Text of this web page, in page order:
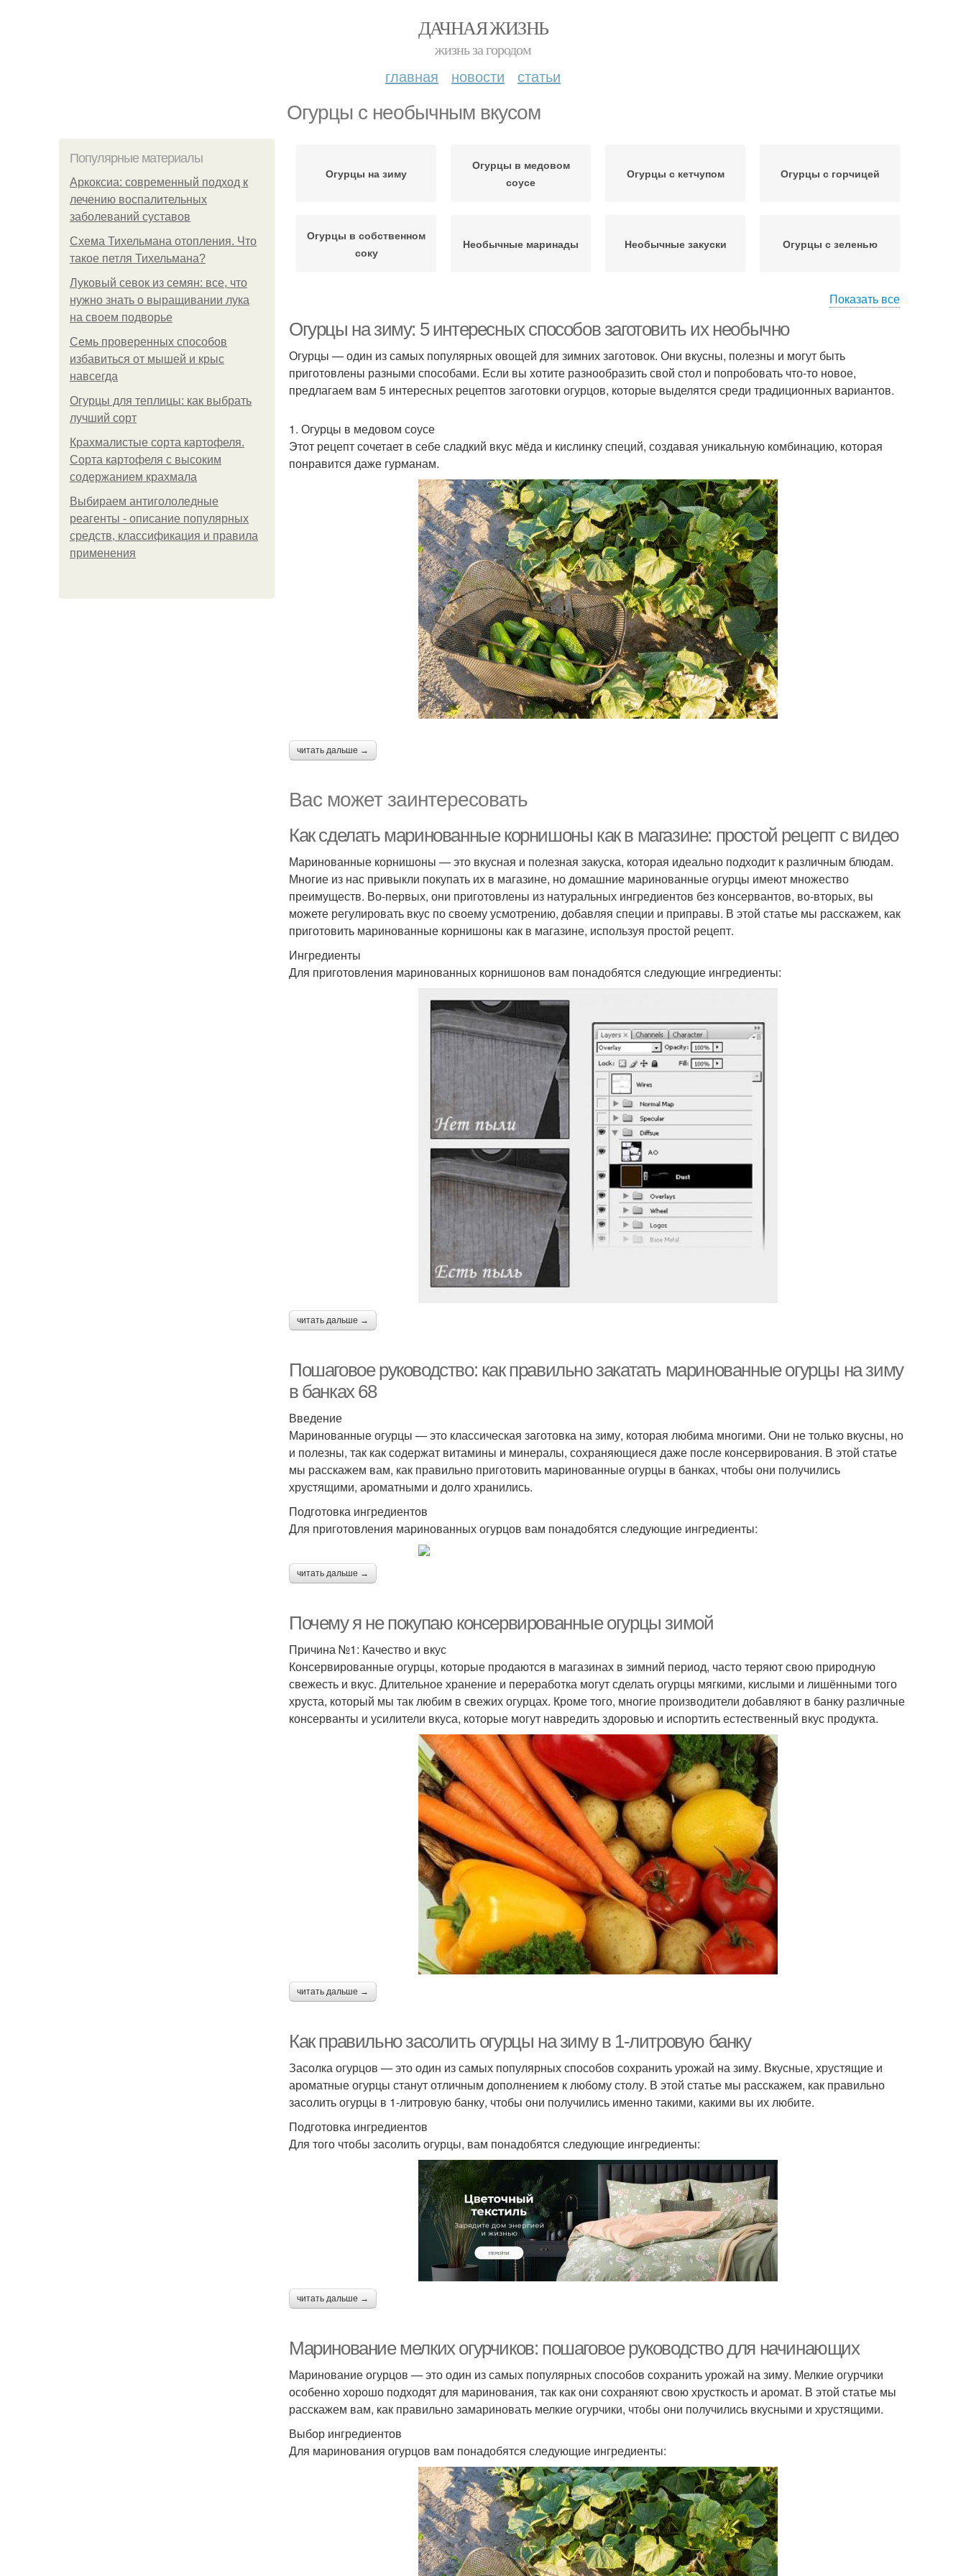
ДАЧНАЯ ЖИЗНЬ
жизнь за городом
главная новости статьи
Огурцы с необычным вкусом
Популярные материалы
Аркоксиа: современный подход к
лечению воспалительных
заболеваний суставов
Схема Тихельмана отопления. Что
такое петля Тихельмана?
Луковый севок из семян: все, что
нужно знать о выращивании лука
на своем подворье
Семь проверенных способов
избавиться от мышей и крыс
навсегда
Огурцы для теплицы: как выбрать
лучший сорт
Крахмалистые сорта картофеля.
Сорта картофеля с высоким
содержанием крахмала
Выбираем антигололедные
реагенты - описание популярных
средств, классификация и правила
применения
Огурцы на зиму
Огурцы в медовом
соусе
Огурцы с кетчупом Огурцы с горчицей
Огурцы в собственном
соку
Необычные маринады Необычные закуски Огурцы с зеленью
кислотой
стерилизации
Огурцы с необычными
Огурцы с луком Малосольные огурцы Соленые огурцы Огурцы с лимоном
Огурцы с ароматными
листьями
Огурцы с уксусом Огурцы в кетчупе
Огурцы в домашнем
Показать все
Огурцы на зиму: 5 интересных способов заготовить их необычно
Огурцы — один из самых популярных овощей для зимних заготовок. Они вкусны, полезны и могут быть
приготовлены разными способами. Если вы хотите разнообразить свой стол и попробовать что-то новое,
предлагаем вам 5 интересных рецептов заготовки огурцов, которые выделятся среди традиционных вариантов.
1. Огурцы в медовом соусе
Этот рецепт сочетает в себе сладкий вкус мёда и кислинку специй, создавая уникальную комбинацию, которая
понравится даже гурманам.
читать дальше →
Вас может заинтересовать
Как сделать маринованные корнишоны как в магазине: простой рецепт с видео
Маринованные корнишоны — это вкусная и полезная закуска, которая идеально подходит к различным блюдам.
Многие из нас привыкли покупать их в магазине, но домашние маринованные огурцы имеют множество
преимуществ. Во-первых, они приготовлены из натуральных ингредиентов без консервантов, во-вторых, вы
можете регулировать вкус по своему усмотрению, добавляя специи и приправы. В этой статье мы расскажем, как
приготовить маринованные корнишоны как в магазине, используя простой рецепт.
Ингредиенты
Для приготовления маринованных корнишонов вам понадобятся следующие ингредиенты:
читать дальше →
Пошаговое руководство: как правильно закатать маринованные огурцы на зиму
в банках 68
Введение
Маринованные огурцы — это классическая заготовка на зиму, которая любима многими. Они не только вкусны, но
и полезны, так как содержат витамины и минералы, сохраняющиеся даже после консервирования. В этой статье
мы расскажем вам, как правильно приготовить маринованные огурцы в банках, чтобы они получились
хрустящими, ароматными и долго хранились.
Подготовка ингредиентов
Для приготовления маринованных огурцов вам понадобятся следующие ингредиенты:
читать дальше →
Почему я не покупаю консервированные огурцы зимой
Причина №1: Качество и вкус
Консервированные огурцы, которые продаются в магазинах в зимний период, часто теряют свою природную
свежесть и вкус. Длительное хранение и переработка могут сделать огурцы мягкими, кислыми и лишёнными того
хруста, который мы так любим в свежих огурцах. Кроме того, многие производители добавляют в банку различные
консерванты и усилители вкуса, которые могут навредить здоровью и испортить естественный вкус продукта.
читать дальше →
Как правильно засолить огурцы на зиму в 1-литровую банку
Засолка огурцов — это один из самых популярных способов сохранить урожай на зиму. Вкусные, хрустящие и
ароматные огурцы станут отличным дополнением к любому столу. В этой статье мы расскажем, как правильно
засолить огурцы в 1-литровую банку, чтобы они получились именно такими, какими вы их любите.
Подготовка ингредиентов
Для того чтобы засолить огурцы, вам понадобятся следующие ингредиенты:
читать дальше →
Маринование мелких огурчиков: пошаговое руководство для начинающих
Маринование огурцов — это один из самых популярных способов сохранить урожай на зиму. Мелкие огурчики
особенно хорошо подходят для маринования, так как они сохраняют свою хрусткость и аромат. В этой статье мы
расскажем вам, как правильно замариновать мелкие огурчики, чтобы они получились вкусными и хрустящими.
Выбор ингредиентов
Для маринования огурцов вам понадобятся следующие ингредиенты: